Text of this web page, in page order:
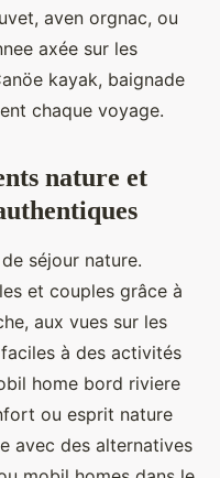
aven orgnac, ou
axée sur les
kayak, baignade
chaque voyage.
nature et
séjour nature.
et couples grâce à
aux vues sur les
à des activités
home bord riviere
ou esprit nature
avec des alternatives